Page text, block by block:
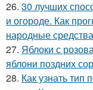
26. 30 лучших
и огороде. Как
народные средства
27. Яблоки с
яблони поздних
28. Как узнать тип